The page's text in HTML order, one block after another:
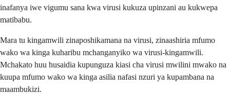
inafanya iwe vigumu sana kwa virusi kukuza upinzani au kukwepa
matibabu.
Mara tu kingamwili zinaposhikamana na virusi, zinaashiria mfumo
wako wa kinga kuharibu mchanganyiko wa virusi-kingamwili.
Mchakato huu husaidia kupunguza kiasi cha virusi mwilini mwako na
kuupa mfumo wako wa kinga asilia nafasi nzuri ya kupambana na
maambukizi.